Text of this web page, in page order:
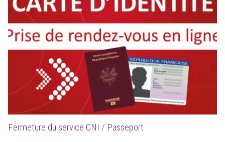
Fermeture du service CNI / Passeport